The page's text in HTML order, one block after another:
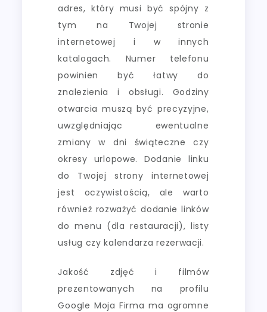
adres, który musi być spójny z
tym na Twojej stronie
internetowej i w innych
katalogach. Numer telefonu
powinien być łatwy do
znalezienia i obsługi. Godziny
otwarcia muszą być precyzyjne,
uwzględniając ewentualne
zmiany w dni świąteczne czy
okresy urlopowe. Dodanie linku
do Twojej strony internetowej
jest oczywistością, ale warto
również rozważyć dodanie linków
do menu (dla restauracji), listy
usług czy kalendarza rezerwacji.
Jakość zdjęć i filmów
prezentowanych na profilu
Google Moja Firma ma ogromne